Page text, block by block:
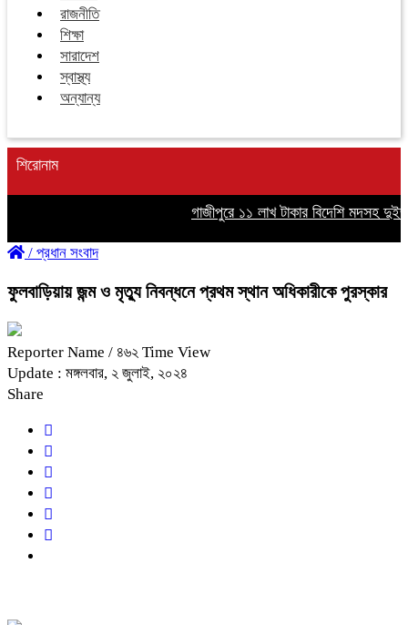
রাজনীতি
শিক্ষা
সারাদেশ
স্বাস্থ্য
অন্যান্য
শিরোনাম
গাজীপুরে ১১ লাখ টাকার বিদেশি মদসহ
/ প্রধান সংবাদ
ফুলবাড়িয়ায় জন্ম ও মৃত্যু নিবন্ধনে প্রথম স্থান অধিকারীকে পুরস্কার
Reporter Name / ৪৬২ Time View
Update : মঙ্গলবার, ২ জুলাই, ২০২৪
Share